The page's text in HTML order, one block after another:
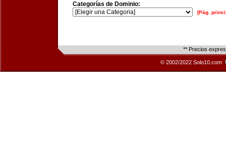
Categorías de Dominio:
[Pág.
** Precios
© 2002/2022 Solo10.com